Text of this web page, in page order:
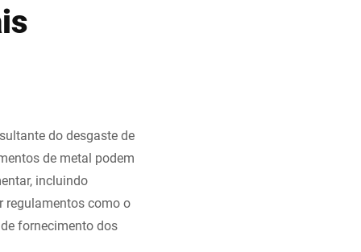
do desgaste de
de metal podem
incluindo
regulamentos como o
fornecimento dos